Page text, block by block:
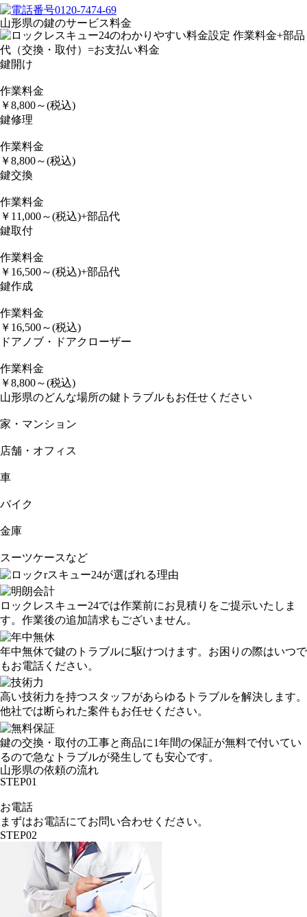
山形県の鍵のサービス料金
鍵開け
作業料金
￥8,800～(税込)
鍵修理
作業料金
￥8,800～(税込)
鍵交換
作業料金
￥ 11,000～(税込)+部品代
鍵取付
作業料金
￥ 16,500～(税込)+部品代
鍵作成
作業料金
￥ 16,500～(税込)
ドアノブ・ドアクローザー
作業料金
￥8,800～(税込)
山形県のどんな場所の鍵トラブルもお任せください
家・マンション
店舗・オフィス
車
バイク
金庫
スーツケースなど
ロックレスキュー24では作業前にお見積りをご提示いたしま
す。作業後の追加請求もございません。
年中無休で鍵のトラブルに駆けつけます。お困りの際はいつで
もお電話ください。
高い技術力を持つスタッフがあらゆるトラブルを解決します。
他社では断られた案件もお任せください。
鍵の交換・取付の工事と商品に1年間の保証が無料で付いてい
るので急なトラブルが発生しても安心です。
山形県の依頼の流れ
STEP01
お電話
まずはお電話にてお問い合わせください。
STEP02